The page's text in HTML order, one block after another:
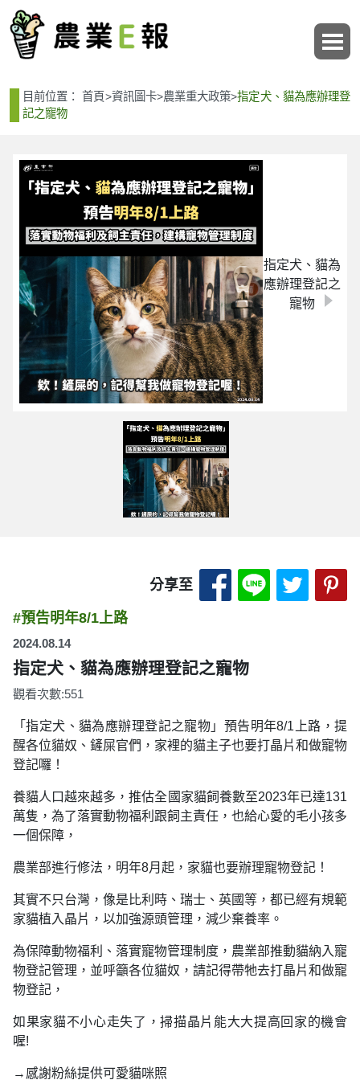
目前位置：首頁>資訊圖卡>農業重大政策>指定犬、貓為應辦理登
記之寵物
指定犬、貓為
應辦理登記之
寵物
分享至 分享至 Facebook-
分享至分享
#預告明年8/1上路
2024.08.14
指定犬、貓為應辦理登記之寵物
觀看次數:551
「指定犬、貓為應辦理登記之寵物」預告明年8/1上路，提
醒各位貓奴、鏟屎官們，家裡的貓主子也要打晶片和做寵物
登記囉！
養貓人口越來越多，推估全國家貓飼養數至2023年已達131
萬隻，為了落實動物福利跟飼主責任，也給心愛的毛小孩多
一個保障，
農業部進行修法，明年8月起，家貓也要辦理寵物登記！
其實不只台灣，像是比利時、瑞士、英國等，都已經有規範
家貓植入晶片，以加強源頭管理，減少棄養率。
為保障動物福利、落實寵物管理制度，農業部推動貓納入寵
物登記管理，並呼籲各位貓奴，請記得帶牠去打晶片和做寵
物登記，
如果家貓不小心走失了，掃描晶片能大大提高回家的機會
喔!
→感謝粉絲提供可愛貓咪照